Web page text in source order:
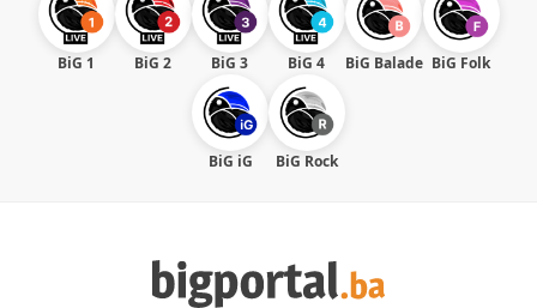
BiG 1 BiG 2 BiG 3 BiG 4 BiG Balade BiG Folk
BiG iG BiG Rock